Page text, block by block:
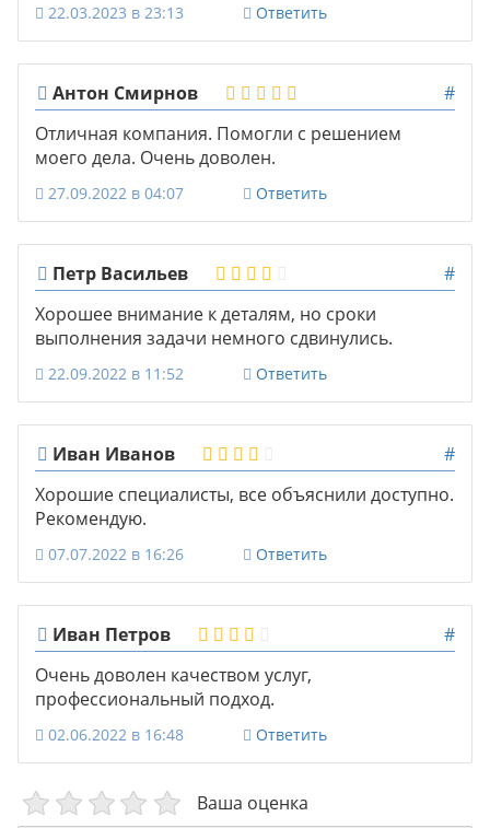
22.03.2023 в 23:13 Ответить
Антон Смирнов
#
Отличная компания. Помогли с решением
моего дела. Очень доволен.
27.09.2022 в 04:07 Ответить
Петр Васильев
#
Хорошее внимание к деталям, но сроки
выполнения задачи немного сдвинулись.
22.09.2022 в 11:52 Ответить
Иван Иванов
#
Хорошие специалисты, все объяснили доступно.
Рекомендую.
07.07.2022 в 16:26 Ответить
Иван Петров
#
Очень доволен качеством услуг,
профессиональный подход.
02.06.2022 в 16:48 Ответить
Ваша оценка